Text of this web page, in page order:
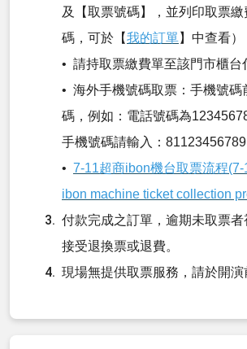
及【取票號碼】，並列印取票
碼，可於【我的訂單】中查看）
• 請持取票繳費單至該門市櫃台
• 海外手機號碼取票：手機號碼
碼，例如：電話號碼為
手機號碼請輸入：81123456789
• 7-11超商ibon機台取票流程
ibon machine ticket collection
付款完成之訂單，逾期未取票
接受退換票或退費。
現場無提供取票服務，請於開演